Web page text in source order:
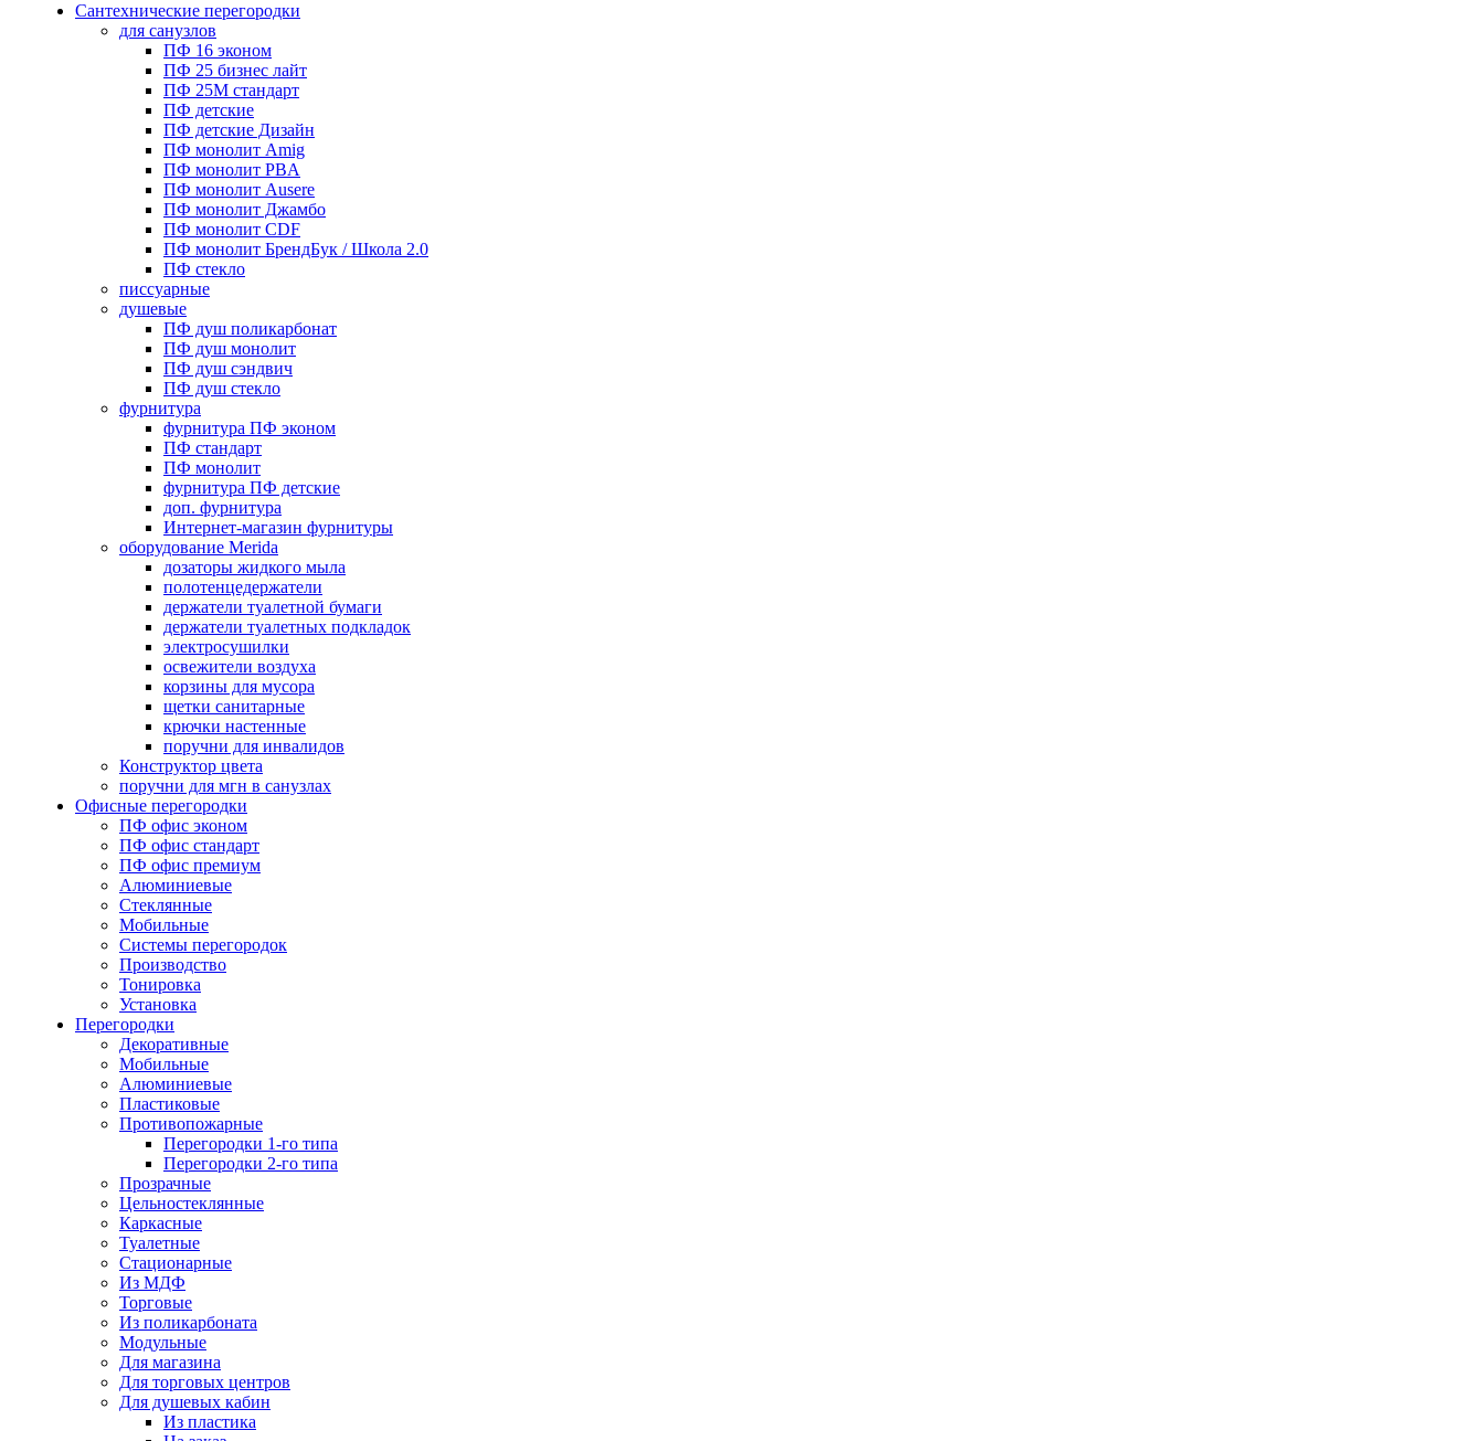
Сантехнические перегородки
для санузлов
ПФ 16 эконом
ПФ 25 бизнес лайт
ПФ 25М стандарт
ПФ детские
ПФ детские Дизайн
ПФ монолит Amig
ПФ монолит PBA
ПФ монолит Ausere
ПФ монолит Джамбо
ПФ монолит CDF
ПФ монолит БрендБук / Школа 2.0
ПФ стекло
писсуарные
душевые
ПФ душ поликарбонат
ПФ душ монолит
ПФ душ сэндвич
ПФ душ стекло
фурнитура
фурнитура ПФ эконом
ПФ стандарт
ПФ монолит
фурнитура ПФ детские
доп. фурнитура
Интернет-магазин фурнитуры
оборудование Merida
дозаторы жидкого мыла
полотенцедержатели
держатели туалетной бумаги
держатели туалетных подкладок
электросушилки
освежители воздуха
корзины для мусора
щетки санитарные
крючки настенные
поручни для инвалидов
Конструктор цвета
поручни для мгн в санузлах
Офисные перегородки
ПФ офис эконом
ПФ офис стандарт
ПФ офис премиум
Алюминиевые
Стеклянные
Мобильные
Системы перегородок
Производство
Тонировка
Установка
Перегородки
Декоративные
Мобильные
Алюминиевые
Пластиковые
Противопожарные
Перегородки 1-го типа
Перегородки 2-го типа
Прозрачные
Цельностеклянные
Каркасные
Туалетные
Стационарные
Из МДФ
Торговые
Из поликарбоната
Модульные
Для магазина
Для торговых центров
Для душевых кабин
Из пластика